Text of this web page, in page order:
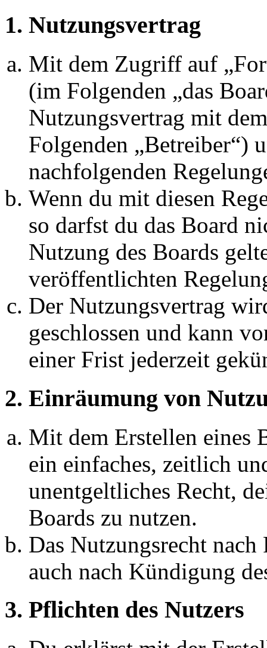
1. Nutzungsvertrag
Mit dem Zugriff auf
(im Folgenden „das
Nutzungsvertrag mit
Folgenden „Betreiber“)
nachfolgenden
Wenn du mit diesen
so darfst du das Board
Nutzung des Boards
veröffentlichten
Der Nutzungsvertrag
geschlossen und kann
einer Frist jederzeit
2. Einräumung von
Mit dem Erstellen eines
ein einfaches, zeitlich
unentgeltliches Recht,
Boards zu nutzen.
Das Nutzungsrecht
auch nach Kündigung
3. Pflichten des Nutzers